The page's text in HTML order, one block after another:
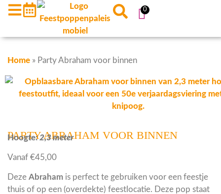
0
Home » Party Abraham voor binnen
PARTY ABRAHAM VOOR BINNEN
Hoogte:2,3 meter
Vanaf €45,00
Deze Abraham is perfect te gebruiken voor een feestje
thuis of op een (overdekte) feestlocatie. Deze pop staat